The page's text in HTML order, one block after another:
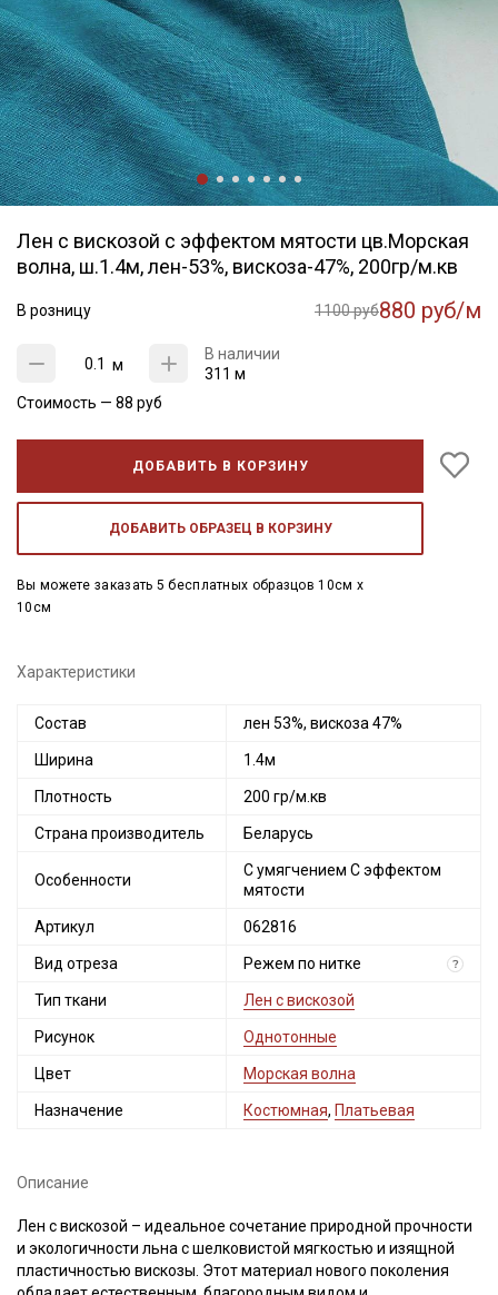
Лен с вискозой с эффектом мятости цв.Морская
волна, ш.1.4м, лен-53%, вискоза-47%, 200гр/м.кв
В розницу 1100 руб880 руб/м
м
В наличии
311 м
Стоимость — 88 руб
ДОБАВИТЬ В КОРЗИНУ
ДОБАВИТЬ ОБРАЗЕЦ В КОРЗИНУ
Вы можете заказать 5 бесплатных образцов 10см x
10см
Характеристики
Состав лен 53%, вискоза 47%
Ширина 1.4м
Плотность 200 гр/м.кв
Страна производитель Беларусь
Особенности
С умягчением С эффектом
мятости
Артикул 062816
Вид отреза Режем по нитке ?
Тип ткани Лен с вискозой
Рисунок Однотонные
Цвет Морская волна
Назначение Костюмная, Платьевая
Описание
Лен с вискозой – идеальное сочетание природной прочности
и экологичности льна с шелковистой мягкостью и изящной
пластичностью вискозы. Этот материал нового поколения